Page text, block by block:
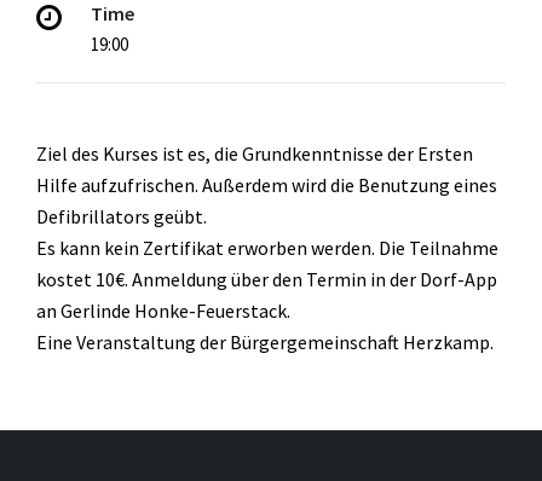
Time
19:00
Ziel des Kurses ist es, die Grundkenntnisse der Ersten
Hilfe aufzufrischen. Außerdem wird die Benutzung eines
Defibrillators geübt.
Es kann kein Zertifikat erworben werden. Die Teilnahme
kostet 10€. Anmeldung über den Termin in der Dorf-App
an Gerlinde Honke-Feuerstack.
Eine Veranstaltung der Bürgergemeinschaft Herzkamp.